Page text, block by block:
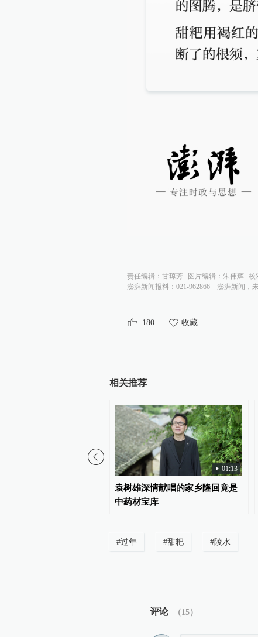
责任编辑： 甘琼芳 图片编辑： 朱伟辉 校
澎湃新闻报料：021-962866
澎湃新闻，
180 收藏
相关推荐
01:13
袁树雄深情献唱的家乡隆回竟是
中药材宝库
#过年 #甜粑 #陵水
评论 （15）